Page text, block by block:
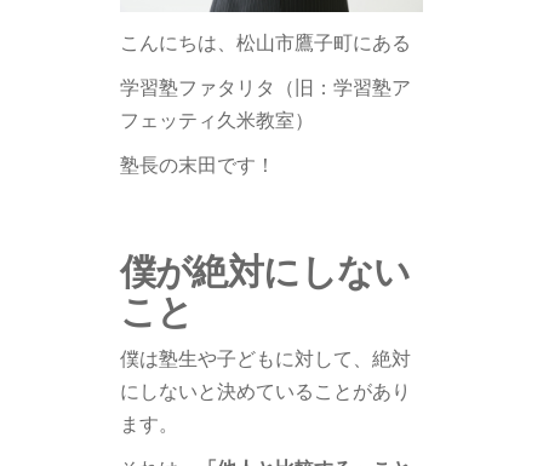
こんにちは、松山市鷹子町にある
学習塾ファタリタ（旧：学習塾ア
フェッティ久米教室）
塾長の末田です！
僕が絶対にしない
こと
僕は塾生や子どもに対して、絶対
にしないと決めていることがあり
ます。